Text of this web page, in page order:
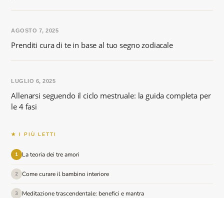
Prenditi cura di te in base al tuo segno zodiacale
AGOSTO 7, 2025
Allenarsi seguendo il ciclo mestruale: la guida completa per
le 4 fasi
LUGLIO 6, 2025
★ I PIÙ LETTI
1 La teoria dei tre amori
2 Come curare il bambino interiore
3 Meditazione trascendentale: benefici e mantra